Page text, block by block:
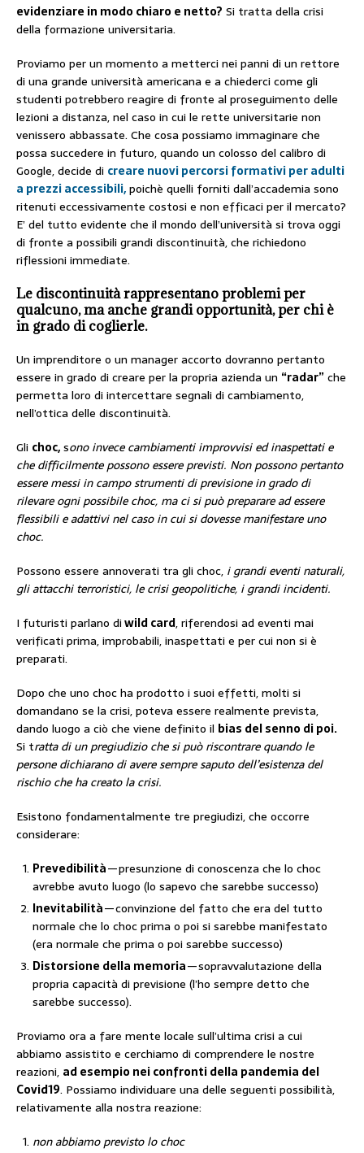
evidenziare in modo chiaro e netto? Si tratta della crisi
della formazione universitaria.
Proviamo per un momento a metterci nei panni di un rettore
di una grande università americana e a chiederci come gli
studenti potrebbero reagire di fronte al proseguimento delle
lezioni a distanza, nel caso in cui le rette universitarie non
venissero abbassate. Che cosa possiamo immaginare che
possa succedere in futuro, quando un colosso del calibro di
Google, decide di creare nuovi percorsi formativi per adulti
a prezzi accessibili,poichè quelli forniti dall’accademia sono
ritenuti eccessivamente costosi e non efficaci per il mercato?
E’ del tutto evidente che il mondo dell’università si trova oggi
di fronte a possibili grandi discontinuità, che richiedono
riflessioni immediate.
Le discontinuità rappresentano problemi per
qualcuno, ma anche grandi opportunità, per chi è
in grado di coglierle.
Un imprenditore o un manager accorto dovranno pertanto
essere in grado di creare per la propria azienda un “radar”che
permetta loro di intercettare segnali di cambiamento,
nell’ottica delle discontinuità.
Gli choc,sono invece cambiamenti improvvisi ed inaspettati e
che difficilmente possono essere previsti. Non possono pertanto
essere messi in campo strumenti di previsione in grado di
rilevare ogni possibile choc, ma ci si può preparare ad essere
flessibili e adattivi nel caso in cui si dovesse manifestare uno
choc.
Possono essere annoverati tra gli choc, i grandi eventi naturali,
gli attacchi terroristici, le crisi geopolitiche, i grandi incidenti.
I futuristi parlano diwild card, riferendosi ad eventi mai
verificati prima, improbabili, inaspettati e per cui non si è
preparati.
Dopo che uno choc ha prodotto i suoi effetti, molti si
domandano se la crisi, poteva essere realmente prevista,
dando luogo a ciò che viene definito il bias del senno di poi.
Si tratta di un pregiudizio che si può riscontrare quando le
persone dichiarano di avere sempre saputo dell’esistenza del
rischio che ha creato la crisi.
Esistono fondamentalmente tre pregiudizi, che occorre
considerare:
Prevedibilità— presunzione di conoscenza che lo choc
avrebbe avuto luogo (lo sapevo che sarebbe successo)
Inevitabilità— convinzione del fatto che era del tutto
normale che lo choc prima o poi si sarebbe manifestato
(era normale che prima o poi sarebbe successo)
Distorsione della memoria— sopravvalutazione della
propria capacità di previsione (l’ho sempre detto che
sarebbe successo).
Proviamo ora a fare mente locale sull’ultima crisi a cui
abbiamo assistito e cerchiamo di comprendere le nostre
reazioni, ad esempio nei confronti della pandemia del
Covid19. Possiamo individuare una delle seguenti possibilità,
relativamente alla nostra reazione:
non abbiamo previsto lo choc